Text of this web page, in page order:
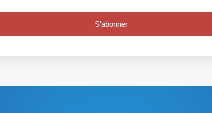
S'abonner